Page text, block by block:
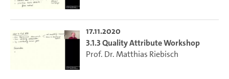
17.11.2020
3.1.3 Quality Attribute Workshop
Prof. Dr. Matthias Riebisch